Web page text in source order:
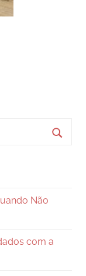
Não
com a